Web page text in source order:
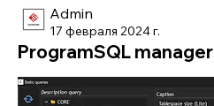
Admin
17 февраля 2024 г.
ProgramSQL manager